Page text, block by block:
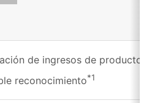
de ingresos de productos
reconocimiento*1